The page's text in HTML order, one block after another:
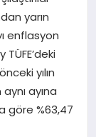
yarın
enflasyon
yılın
ayına
göre %63,47